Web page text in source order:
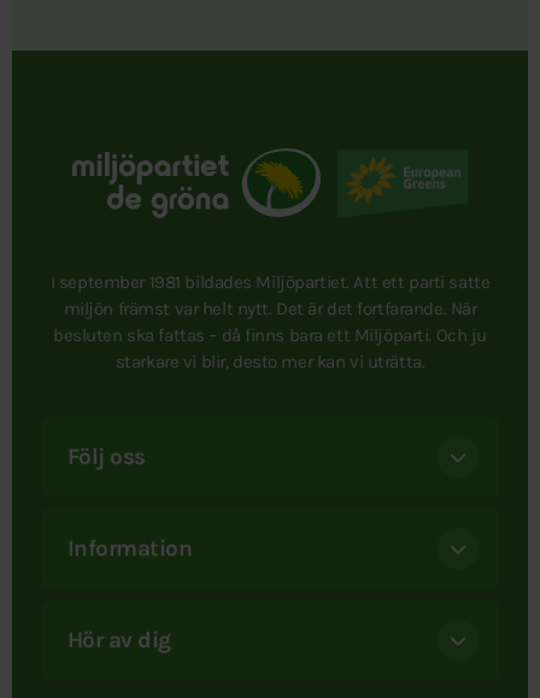
I september 1981 bildades Miljöpartiet. Att ett parti satte
miljön främst var helt nytt. Det är det fortfarande. När
besluten ska fattas – då finns bara ett Miljöparti. Och ju
starkare vi blir, desto mer kan vi uträtta.
Följ oss
Information
Hör av dig